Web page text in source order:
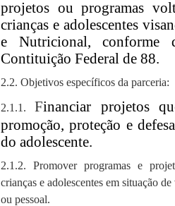
projetos ou programas
crianças e adolescentes
e Nutricional,
Contituição Federal de 88.
2.2. Objetivos específicos da parceria:
2.1.1. Financiar projetos
promoção, proteção e
do adolescente.
2.1.2. Promover programas e
crianças e adolescentes em situação
ou pessoal.